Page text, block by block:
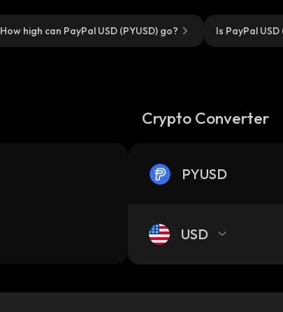
How high can PayPal USD (PYUSD) go? Is PayPal
Crypto Converter
PYUSD
USD